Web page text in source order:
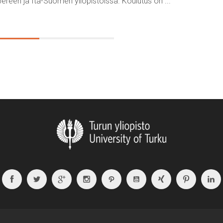
FacebookTwitterGoogle
Plus
Instagram
Path YoutubeXing Pinterest